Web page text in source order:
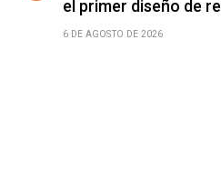
el primer diseño de
plataforma Helios
6 DE AGOSTO DE 2026